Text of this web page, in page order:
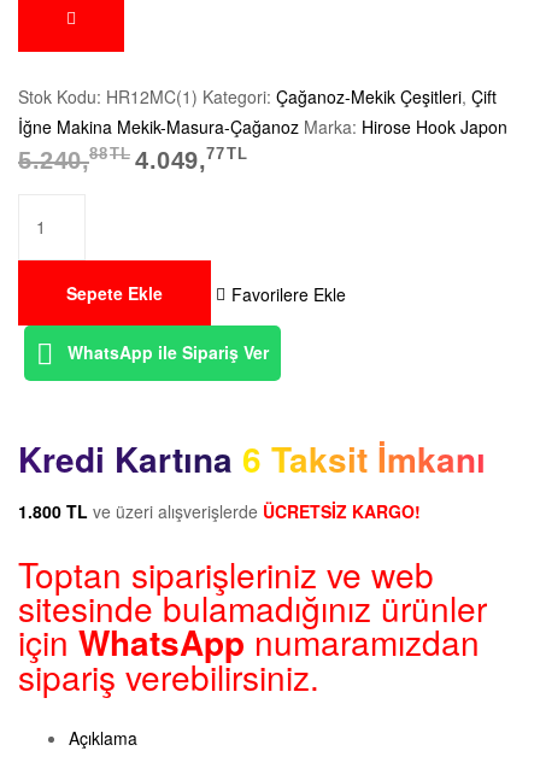
Stok Kodu: HR12MC(1) Kategori: Çağanoz-Mekik Çeşitleri, Çift
İğne Makina Mekik-Masura-Çağanoz Marka: Hirose Hook Japon
5.240,88TL 4.049,77TL
Sepete Ekle Favorilere Ekle
WhatsApp ile Sipariş Ver
Kredi Kartına 6 Taksit İmkanı
1.800 TL ve üzeri alışverişlerde ÜCRETSİZ KARGO!
Toptan siparişleriniz ve web
sitesinde bulamadığınız ürünler
için WhatsApp numaramızdan
sipariş verebilirsiniz.
Açıklama